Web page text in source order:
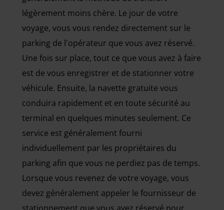
légèrement moins chère. Le jour de votre
voyage, vous vous rendez directement sur le
parking de l'opérateur que vous avez réservé.
Une fois sur place, tout ce que vous avez à faire
est de vous enregistrer et de stationner votre
véhicule. Ensuite, la navette gratuite vous
conduira rapidement et en toute sécurité au
terminal en quelques minutes seulement. Ce
service est généralement fourni
individuellement par les propriétaires du
parking afin que vous ne perdiez pas de temps.
Lorsque vous revenez de votre voyage, vous
devez généralement appeler le fournisseur de